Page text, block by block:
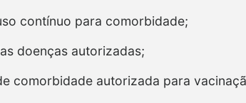
contínuo para comorbidade;
doenças autorizadas;
comorbidade autorizada para